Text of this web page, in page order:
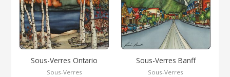
Sous-Verres Ontario
Sous-Verres
Sous-Verres Banff
Sous-Verres